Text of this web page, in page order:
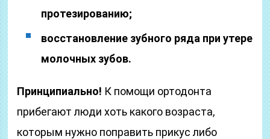
протезированию;
восстановление зубного ряда при утере
молочных зубов.
Принципиально! К помощи ортодонта
прибегают люди хоть какого возраста,
которым нужно поправить прикус либо